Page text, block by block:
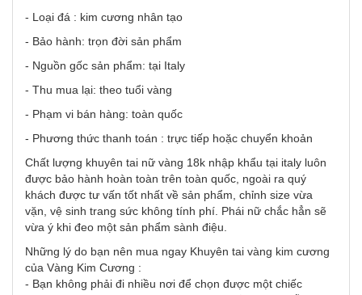
- Loại đá : kim cương nhân tạo
- Bảo hành: trọn đời sản phẩm
- Nguồn gốc sản phẩm: tại Italy
- Thu mua lại: theo tuổi vàng
- Phạm vi bán hàng: toàn quốc
- Phương thức thanh toán : trực tiếp hoặc chuyển khoản
Chất lượng khuyên tai nữ vàng 18k nhập khẩu tại italy luôn
được bảo hành hoàn toàn trên toàn quốc, ngoài ra quý
khách được tư vấn tốt nhất về sản phẩm, chỉnh size vừa
vặn, vệ sinh trang sức không tính phí. Phái nữ chắc hẳn sẽ
vừa ý khi đeo một sản phẩm sành điệu.
Những lý do bạn nên mua ngay Khuyên tai vàng kim cương
của Vàng Kim Cương :
- Bạn không phải đi nhiều nơi để chọn được một chiếc